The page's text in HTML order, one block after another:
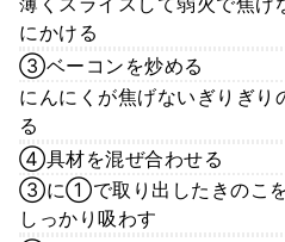
にかける
③ベーコンを炒める
にんにくが焦げないぎりぎり
る
④具材を混ぜ合わせる
③に①で取り出したきのこを
しっかり吸わす